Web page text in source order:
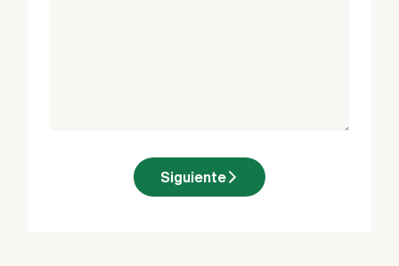
Siguiente